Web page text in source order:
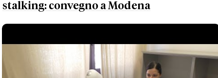
stalking: convegno a Modena